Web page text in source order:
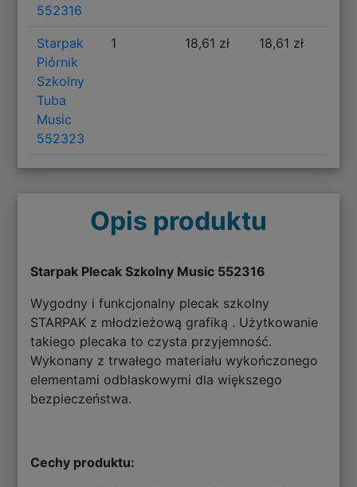
552316
Starpak
Piórnik
Szkolny
Tuba
Music
552323
1 18,61 zł 18,61 zł
Opis produktu
Starpak Plecak Szkolny Music 552316
Wygodny i funkcjonalny plecak szkolny
STARPAK z młodzieżową grafiką . Użytkowanie
takiego plecaka to czysta przyjemność.
Wykonany z trwałego materiału wykończonego
elementami odblaskowymi dla większego
bezpieczeństwa.
Cechy produktu: